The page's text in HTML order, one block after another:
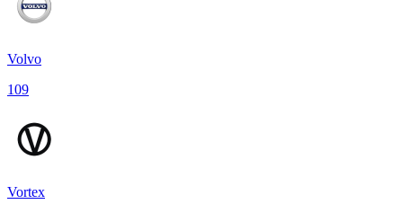
Volvo
109
Vortex